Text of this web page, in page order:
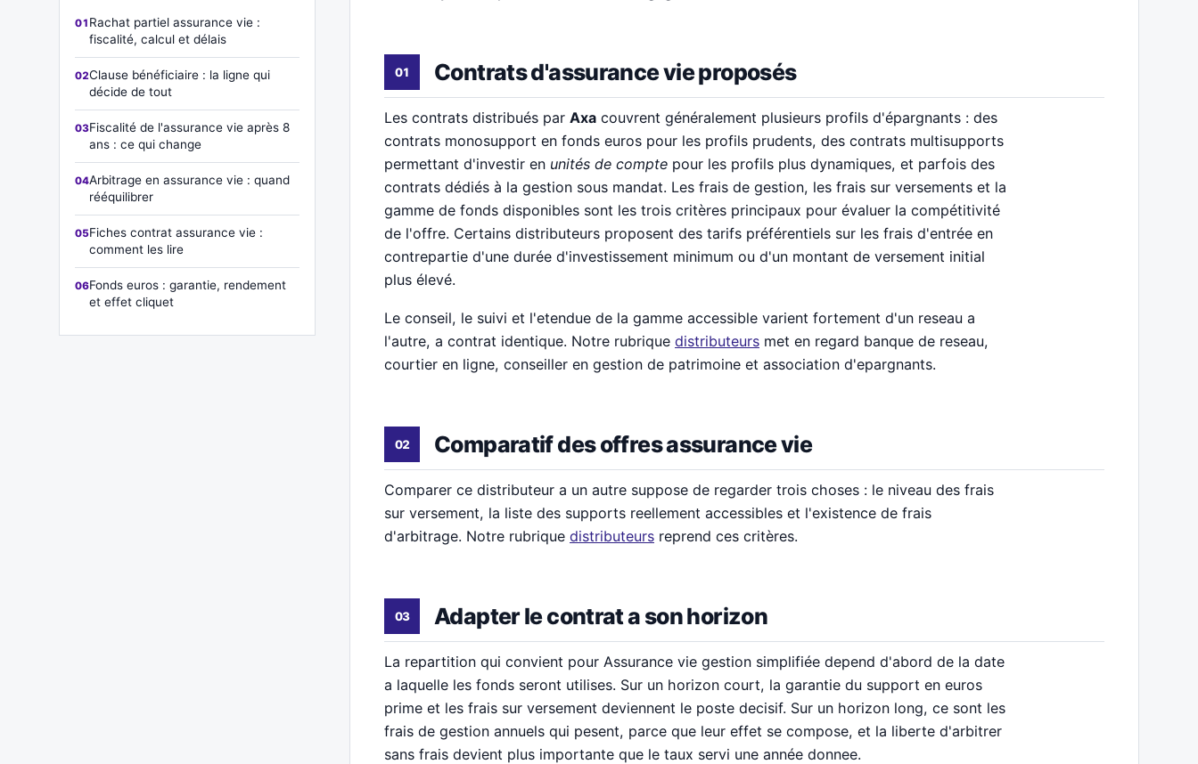
Contrats d'assurance vie proposés
Les contrats distribués par Axa couvrent généralement plusieurs profils d'épargnants : des
contrats monosupport en fonds euros pour les profils prudents, des contrats multisupports
permettant d'investir en unités de compte pour les profils plus dynamiques, et parfois des
contrats dédiés à la gestion sous mandat. Les frais de gestion, les frais sur versements et la
gamme de fonds disponibles sont les trois critères principaux pour évaluer la compétitivité
de l'offre. Certains distributeurs proposent des tarifs préférentiels sur les frais d'entrée en
contrepartie d'une durée d'investissement minimum ou d'un montant de versement initial
plus élevé.
Le conseil, le suivi et l'etendue de la gamme accessible varient fortement d'un reseau a
l'autre, a contrat identique. Notre rubrique distributeurs met en regard banque de reseau,
courtier en ligne, conseiller en gestion de patrimoine et association d'epargnants.
Comparatif des offres assurance vie
Comparer ce distributeur a un autre suppose de regarder trois choses : le niveau des frais
sur versement, la liste des supports reellement accessibles et l'existence de frais
d'arbitrage. Notre rubrique distributeurs reprend ces critères.
Adapter le contrat a son horizon
La repartition qui convient pour Assurance vie gestion simplifiée depend d'abord de la date
a laquelle les fonds seront utilises. Sur un horizon court, la garantie du support en euros
prime et les frais sur versement deviennent le poste decisif. Sur un horizon long, ce sont les
frais de gestion annuels qui pesent, parce que leur effet se compose, et la liberte d'arbitrer
sans frais devient plus importante que le taux servi une année donnee.
Rachat partiel assurance vie :
fiscalité, calcul et délais
Clause bénéficiaire : la ligne qui
décide de tout
Fiscalité de l'assurance vie après 8
ans : ce qui change
Arbitrage en assurance vie : quand
rééquilibrer
Fiches contrat assurance vie :
comment les lire
Fonds euros : garantie, rendement
et effet cliquet